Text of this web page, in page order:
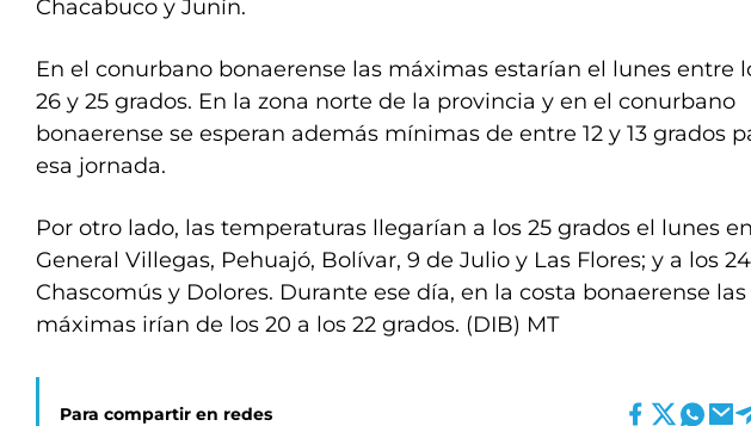
Chacabuco y Junín.
En el conurbano bonaerense las máximas estarían el lunes entre
26 y 25 grados. En la zona norte de la provincia y en el conurbano
bonaerense se esperan además mínimas de entre 12 y 13 grados
esa jornada.
Por otro lado, las temperaturas llegarían a los 25 grados el lunes en
General Villegas, Pehuajó, Bolívar, 9 de Julio y Las Flores; y a los
Chascomús y Dolores. Durante ese día, en la costa bonaerense las
máximas irían de los 20 a los 22 grados. (DIB) MT
Para compartir en redes